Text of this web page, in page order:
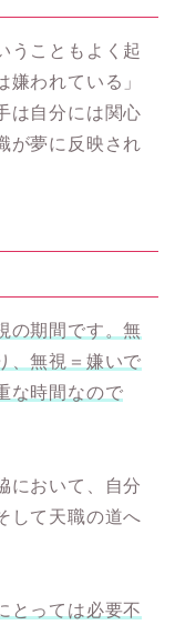
うこともよく起
われている」
は自分には関心
が夢に反映され
の期間です。無
、無視＝嫌いで
な時間なので
において、自分
して天職の道へ
とっては必要不